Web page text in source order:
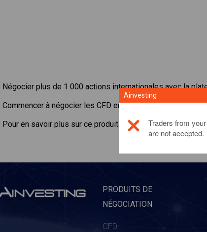
Négocier plus de 1 000 actions internationales avec la
Commencer à négocier les CFD enBBVA. Recevoir des
Pour en savoir plus sur ce produit d'investissement,
PRODUITS DE
NÉGOCIATION
CFD
Ainvesting
Traders from
are not accepted.